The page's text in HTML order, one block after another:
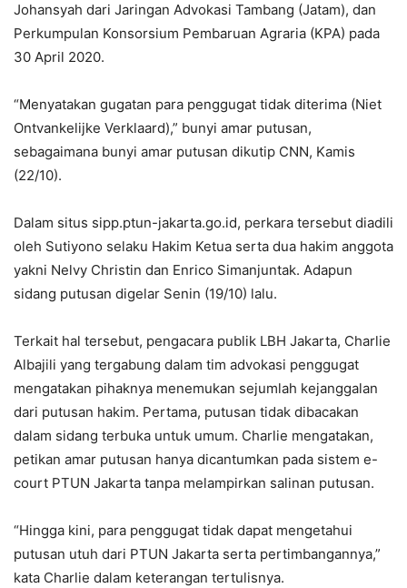
Johansyah dari Jaringan Advokasi Tambang (Jatam), dan
Perkumpulan Konsorsium Pembaruan Agraria (KPA) pada
30 April 2020.
“Menyatakan gugatan para penggugat tidak diterima (Niet
Ontvankelijke Verklaard),” bunyi amar putusan,
sebagaimana bunyi amar putusan dikutip CNN, Kamis
(22/10).
Dalam situs sipp.ptun-jakarta.go.id, perkara tersebut diadili
oleh Sutiyono selaku Hakim Ketua serta dua hakim anggota
yakni Nelvy Christin dan Enrico Simanjuntak. Adapun
sidang putusan digelar Senin (19/10) lalu.
Terkait hal tersebut, pengacara publik LBH Jakarta, Charlie
Albajili yang tergabung dalam tim advokasi penggugat
mengatakan pihaknya menemukan sejumlah kejanggalan
dari putusan hakim. Pertama, putusan tidak dibacakan
dalam sidang terbuka untuk umum. Charlie mengatakan,
petikan amar putusan hanya dicantumkan pada sistem e-
court PTUN Jakarta tanpa melampirkan salinan putusan.
“Hingga kini, para penggugat tidak dapat mengetahui
putusan utuh dari PTUN Jakarta serta pertimbangannya,”
kata Charlie dalam keterangan tertulisnya.